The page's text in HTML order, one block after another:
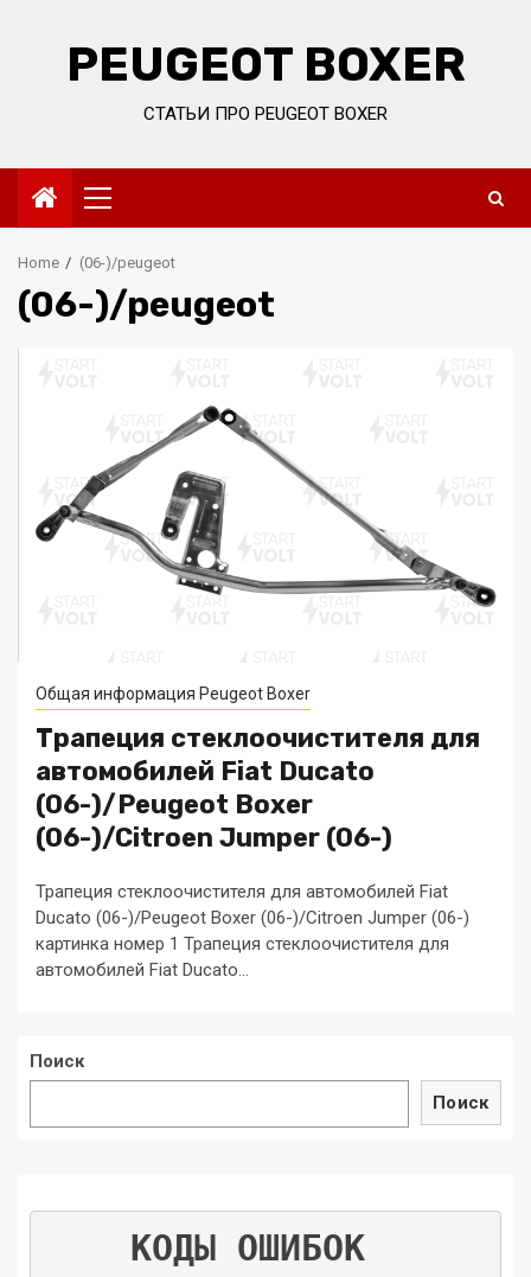
PEUGEOT BOXER
СТАТЬИ ПРО PEUGEOT BOXER
Primary
Menu
Home (06-)/peugeot
(06-)/peugeot
Общая информация Peugeot Boxer
Трапеция стеклоочистителя для
автомобилей Fiat Ducato
(06-)/Peugeot Boxer
(06-)/Citroen Jumper (06-)
Трапеция стеклоочистителя для автомобилей Fiat
Ducato (06-)/Peugeot Boxer (06-)/Citroen Jumper (06-)
картинка номер 1 Трапеция стеклоочистителя для
автомобилей Fiat Ducato...
Поиск
Поиск
КОДЫ ОШИБОК